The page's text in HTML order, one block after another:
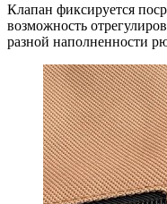
Клапан фиксируется
возможность
разной наполненности